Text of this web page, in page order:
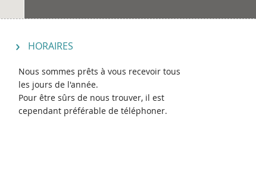
HORAIRES
Nous sommes prêts à vous recevoir tous
les jours de l'année.
Pour être sûrs de nous trouver, il est
cependant préférable de téléphoner.